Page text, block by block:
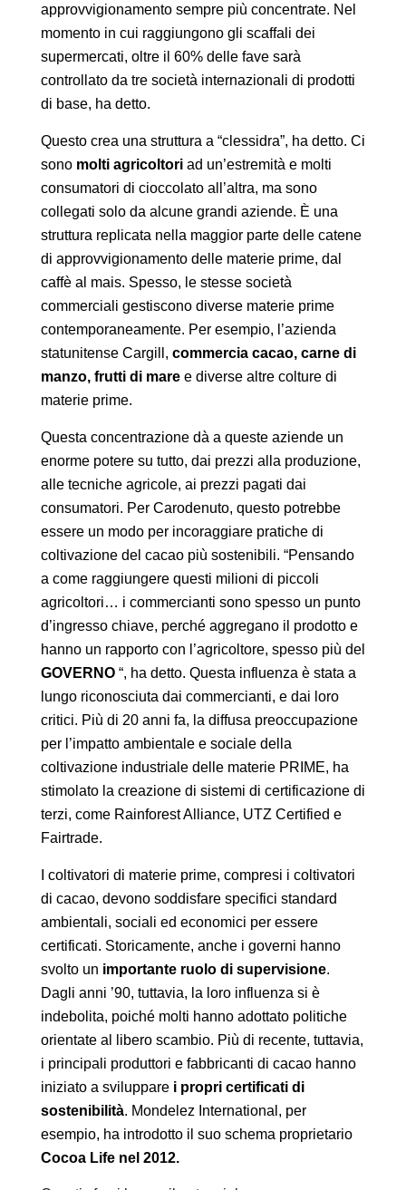
approvvigionamento sempre più concentrate. Nel
momento in cui raggiungono gli scaffali dei
supermercati, oltre il 60% delle fave sarà
controllato da tre società internazionali di prodotti
di base, ha detto.
Questo crea una struttura a “clessidra”, ha detto. Ci
sono molti agricoltoriad un’estremità e molti
consumatori di cioccolato all’altra, ma sono
collegati solo da alcune grandi aziende. È una
struttura replicata nella maggior parte delle catene
di approvvigionamento delle materie prime, dal
caffè al mais. Spesso, le stesse società
commerciali gestiscono diverse materie prime
contemporaneamente. Per esempio, l’azienda
statunitense Cargill, commercia cacao, carne di
manzo, frutti di mare e diverse altre colture di
materie prime.
Questa concentrazione dà a queste aziende un
enorme potere su tutto, dai prezzi alla produzione,
alle tecniche agricole, ai prezzi pagati dai
consumatori. Per Carodenuto, questo potrebbe
essere un modo per incoraggiare pratiche di
coltivazione del cacao più sostenibili. “Pensando
a come raggiungere questi milioni di piccoli
agricoltori… i commercianti sono spesso un punto
d’ingresso chiave, perché aggregano il prodotto e
hanno un rapporto con l’agricoltore, spesso più del
GOVERNO “, ha detto. Questa influenza è stata a
lungo riconosciuta dai commercianti, e dai loro
critici. Più di 20 anni fa, la diffusa preoccupazione
per l’impatto ambientale e sociale della
coltivazione industriale delle materie PRIME, ha
stimolato la creazione di sistemi di certificazione di
terzi, come Rainforest Alliance, UTZ Certified e
Fairtrade.
I coltivatori di materie prime, compresi i coltivatori
di cacao, devono soddisfare specifici standard
ambientali, sociali ed economici per essere
certificati. Storicamente, anche i governi hanno
svolto un importante ruolo di supervisione.
Dagli anni ’90, tuttavia, la loro influenza si è
indebolita, poiché molti hanno adottato politiche
orientate al libero scambio. Più di recente, tuttavia,
i principali produttori e fabbricanti di cacao hanno
iniziato a sviluppare i propri certificati di
sostenibilità. Mondelez International, per
esempio, ha introdotto il suo schema proprietario
Cocoa Life nel 2012.